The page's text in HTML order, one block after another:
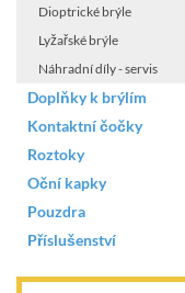
Dioptrické brýle
Lyžařské brýle
Náhradní díly - servis
Doplňky k brýlím
Kontaktní čočky
Roztoky
Oční kapky
Pouzdra
Příslušenství